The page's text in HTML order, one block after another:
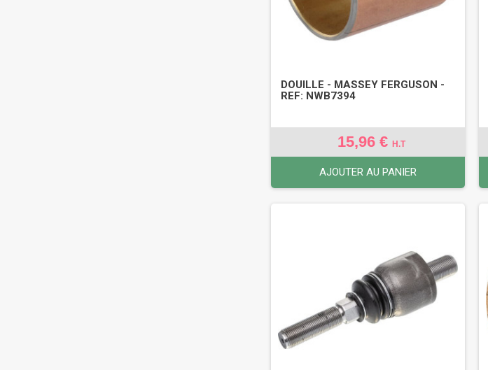
DOUILLE - MASSEY FERGUSON -
REF: NWB7394
15,96 € H.T
AJOUTER AU PANIER